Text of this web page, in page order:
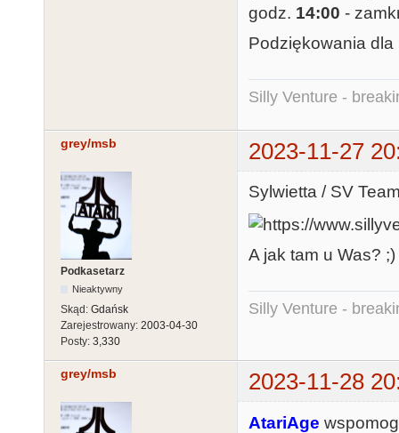
godz. 14:00 -
Podziękowania dla
Silly Venture -
grey/msb 2023-11-27
Podkasetarz
Nieaktywny
Skąd: Gdańsk
Zarejestrowany: 2003-04-30
Posty: 3,330
Sylwietta / SV
A jak tam u Was? ;)
Silly Venture -
grey/msb 2023-11-28
AtariAge